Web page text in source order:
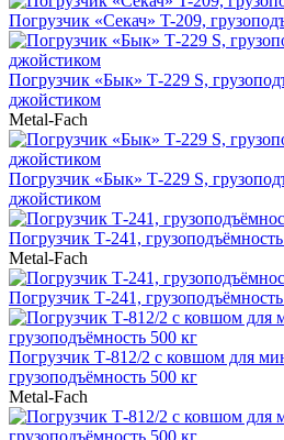
Погрузчик «Секач» T-209,
Погрузчик «Бык» Т-229 S,
джойстиком
Metal-Fach
Погрузчик «Бык» Т-229 S,
джойстиком
Погрузчик Т-241,
Metal-Fach
Погрузчик Т-241,
Погрузчик Т-812/2 с ковшом для
грузоподъёмность 500 кг
Metal-Fach